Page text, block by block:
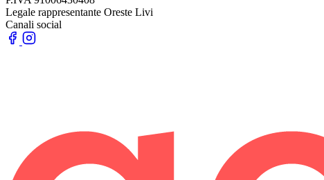
Legale rappresentante Oreste Livi
Canali social